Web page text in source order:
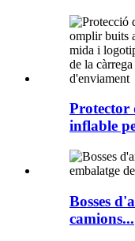
Protector
inflable
Bosses
camions...